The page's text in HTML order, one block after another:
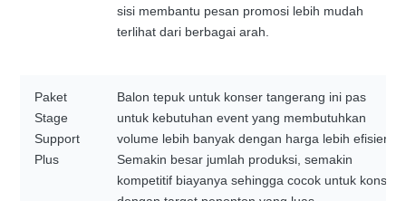
sisi membantu pesan promosi lebih mudah
terlihat dari berbagai arah.
Paket
Stage
Support
Plus
Balon tepuk untuk konser tangerang ini pas
untuk kebutuhan event yang membutuhkan
volume lebih banyak dengan harga lebih efisien.
Semakin besar jumlah produksi, semakin
kompetitif biayanya sehingga cocok untuk konser